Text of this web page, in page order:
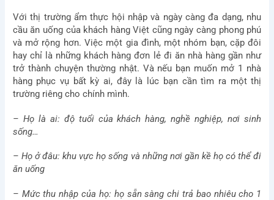
Với thị trường ẩm thực hội nhập và ngày càng đa dạng, nhu
cầu ăn uống của khách hàng Việt cũng ngày càng phong phú
và mở rộng hơn. Việc một gia đình, một nhóm bạn, cặp đôi
hay chỉ là những khách hàng đơn lẻ đi ăn nhà hàng gần như
trở thành chuyện thường nhật. Và nếu bạn muốn mở 1 nhà
hàng phục vụ bất kỳ ai, đây là lúc bạn cần tìm ra một thị
trường riêng cho chính mình.
– Họ là ai: độ tuổi của khách hàng, nghề nghiệp, nơi sinh
sống…
– Họ ở đâu: khu vực họ sống và những nơi gần kề họ có thể đi
ăn uống
– Mức thu nhập của họ: họ sẵn sàng chi trả bao nhiêu cho 1